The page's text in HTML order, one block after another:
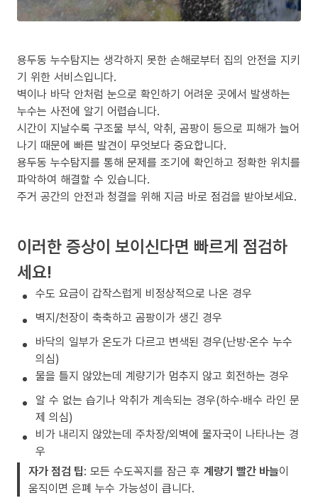
용두동 누수탐지는 생각하지 못한 손해로부터 집의 안전을 지키
기 위한 서비스입니다.
벽이나 바닥 안처럼 눈으로 확인하기 어려운 곳에서 발생하는
누수는 사전에 알기 어렵습니다.
시간이 지날수록 구조물 부식, 악취, 곰팡이 등으로 피해가 늘어
나기 때문에 빠른 발견이 무엇보다 중요합니다.
용두동 누수탐지를 통해 문제를 조기에 확인하고 정확한 위치를
파악하여 해결할 수 있습니다.
주거 공간의 안전과 청결을 위해 지금 바로 점검을 받아보세요.
이러한 증상이 보이신다면 빠르게 점검하
세요!
수도 요금이 갑작스럽게 비정상적으로 나온 경우
벽지/천장이 축축하고 곰팡이가 생긴 경우
바닥의 일부가 온도가 다르고 변색된 경우(난방·온수 누수
의심)
물을 틀지 않았는데 계량기가 멈추지 않고 회전하는 경우
알 수 없는 습기나 악취가 계속되는 경우(하수·배수 라인 문
제 의심)
비가 내리지 않았는데 주차장/외벽에 물자국이 나타나는 경
우
자가 점검 팁: 모든 수도꼭지를 잠근 후 계량기 빨간 바늘이
움직이면 은폐 누수 가능성이 큽니다.